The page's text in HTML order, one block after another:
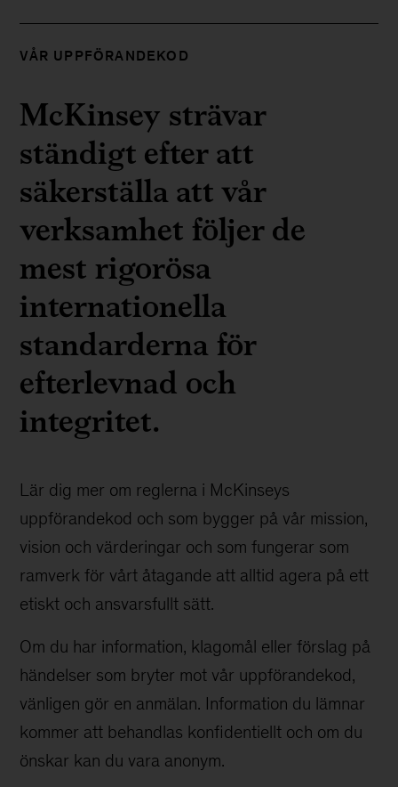
VÅR UPPFÖRANDEKOD
McKinsey strävar
ständigt efter att
säkerställa att vår
verksamhet följer de
mest rigorösa
internationella
standarderna för
efterlevnad och
integritet.
Lär dig mer om reglerna i McKinseys
uppförandekod och som bygger på vår mission,
vision och värderingar och som fungerar som
ramverk för vårt åtagande att alltid agera på ett
etiskt och ansvarsfullt sätt.
Om du har information, klagomål eller förslag på
händelser som bryter mot vår uppförandekod,
vänligen gör en anmälan. Information du lämnar
kommer att behandlas konfidentiellt och om du
önskar kan du vara anonym.